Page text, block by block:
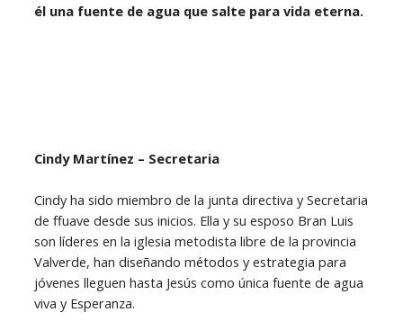
él una fuente de agua que salte para vida eterna.
Cindy Martínez – Secretaria
Cindy ha sido miembro de la junta directiva y Secretaria
de ffuave desde sus inicios. Ella y su esposo Bran Luis
son líderes en la iglesia metodista libre de la provincia
Valverde, han diseñando métodos y estrategia para
jóvenes lleguen hasta Jesús como única fuente de agua
viva y Esperanza.